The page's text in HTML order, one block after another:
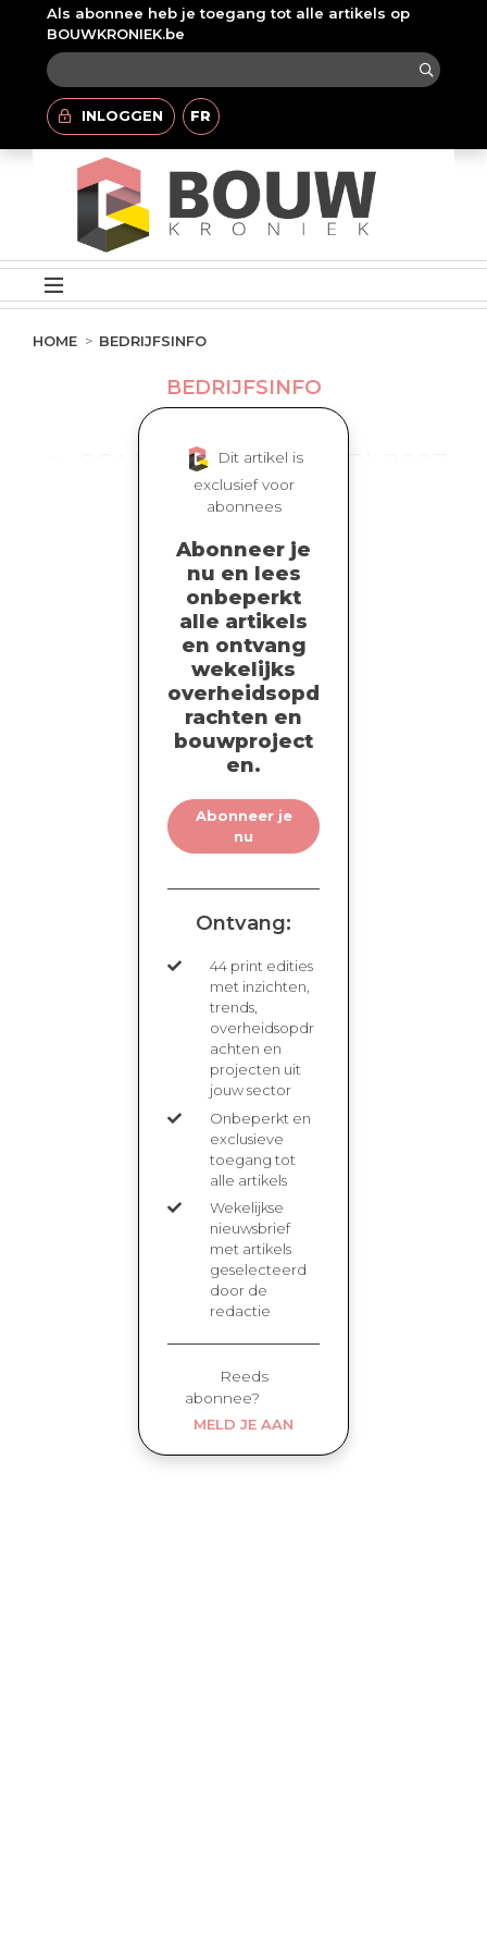
Als abonnee heb je toegang tot alle artikels op
BOUWKRONIEK.be
INLOGGEN FR
HOME BEDRIJFSINFO
BEDRIJFSINFO
CONCORDAAT (WCO) 2023
Deze lijsten worden
samengesteld door Trends
Business Information.
Onderstaand een overzicht van de
afgesloten concordaten door
bedrijven actief in de
bouwnijverheid. De publicaties
worden wekelijks aangevuld.
Dit artikel is
exclusief voor
abonnees
Abonneer je
nu en lees
onbeperkt
alle artikels
en ontvang
wekelijks
overheidsopd
rachten en
bouwproject
en.
Abonneer je
nu
Ontvang:
44 print edities
met inzichten,
trends,
overheidsopdr
achten en
projecten uit
jouw sector
Onbeperkt en
exclusieve
toegang tot
alle artikels
Wekelijkse
nieuwsbrief
met artikels
geselecteerd
door de
redactie
Reeds
abonnee?
MELD JE AAN